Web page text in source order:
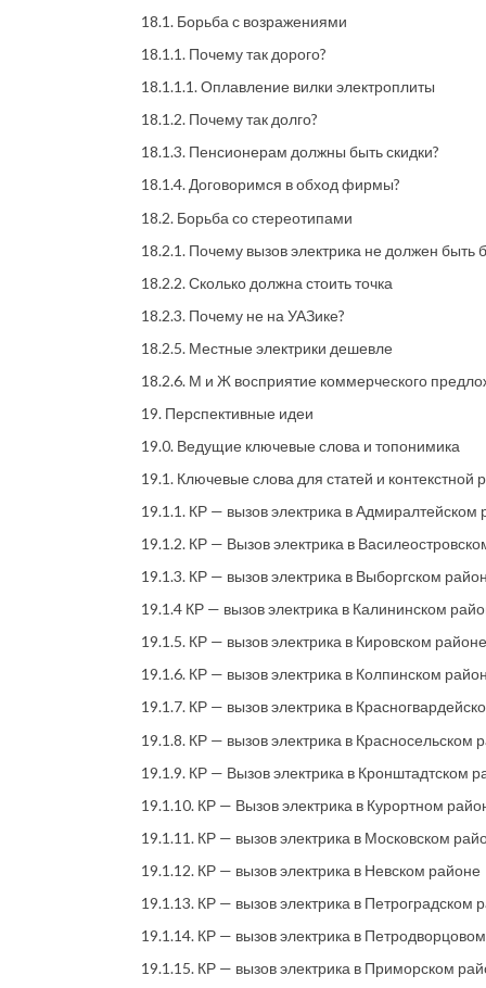
18.1. Борьба с возражениями
18.1.1. Почему так дорого?
18.1.1.1. Оплавление вилки электроплиты
18.1.2. Почему так долго?
18.1.3. Пенсионерам должны быть скидки?
18.1.4. Договоримся в обход фирмы?
18.2. Борьба со стереотипами
18.2.1. Почему вызов электрика не должен быть
18.2.2. Сколько должна стоить точка
18.2.3. Почему не на УАЗике?
18.2.5. Местные электрики дешевле
18.2.6. М и Ж восприятие коммерческого
19. Перспективные идеи
19.0. Ведущие ключевые слова и топонимика
19.1. Ключевые слова для статей и контекстной
19.1.1. КР — вызов электрика в Адмиралтейском
19.1.2. КР — Вызов электрика в
19.1.3. КР — вызов электрика в Выборгском
19.1.4 КР — вызов электрика в Калининском
19.1.5. КР — вызов электрика в Кировском
19.1.6. КР — вызов электрика в Колпинском
19.1.7. КР — вызов электрика в
19.1.8. КР — вызов электрика в Красносельском
19.1.9. КР — Вызов электрика в Кронштадтском
19.1.10. КР — Вызов электрика в Курортном
19.1.11. КР — вызов электрика в Московском
19.1.12. КР — вызов электрика в Невском районе
19.1.13. КР — вызов электрика в Петроградском
19.1.14. КР — вызов электрика в
19.1.15. КР — вызов электрика в Приморском